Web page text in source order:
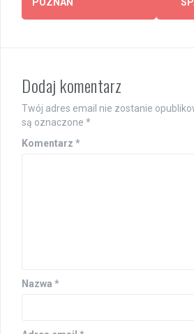
navigation
Dodaj komentarz
Twój adres email nie zostanie
są oznaczone *
Komentarz *
Nazwa *